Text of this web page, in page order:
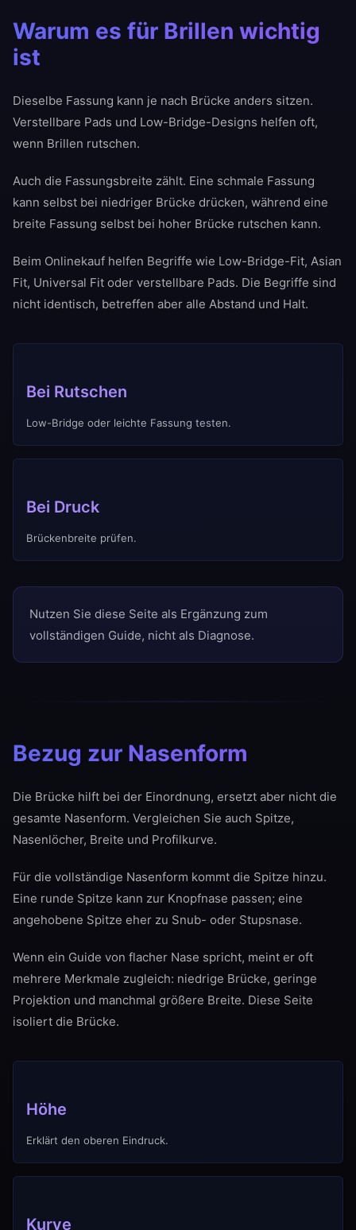
Warum es für Brillen wichtig
ist
Dieselbe Fassung kann je nach Brücke anders sitzen.
Verstellbare Pads und Low-Bridge-Designs helfen oft,
wenn Brillen rutschen.
Auch die Fassungsbreite zählt. Eine schmale Fassung
kann selbst bei niedriger Brücke drücken, während eine
breite Fassung selbst bei hoher Brücke rutschen kann.
Beim Onlinekauf helfen Begriffe wie Low-Bridge-Fit, Asian
Fit, Universal Fit oder verstellbare Pads. Die Begriffe sind
nicht identisch, betreffen aber alle Abstand und Halt.
Bei Rutschen
Low-Bridge oder leichte Fassung testen.
Bei Druck
Brückenbreite prüfen.
Nutzen Sie diese Seite als Ergänzung zum
vollständigen Guide, nicht als Diagnose.
Bezug zur Nasenform
Die Brücke hilft bei der Einordnung, ersetzt aber nicht die
gesamte Nasenform. Vergleichen Sie auch Spitze,
Nasenlöcher, Breite und Profilkurve.
Für die vollständige Nasenform kommt die Spitze hinzu.
Eine runde Spitze kann zur Knopfnase passen; eine
angehobene Spitze eher zu Snub- oder Stupsnase.
Wenn ein Guide von flacher Nase spricht, meint er oft
mehrere Merkmale zugleich: niedrige Brücke, geringe
Projektion und manchmal größere Breite. Diese Seite
isoliert die Brücke.
Höhe
Erklärt den oberen Eindruck.
Kurve